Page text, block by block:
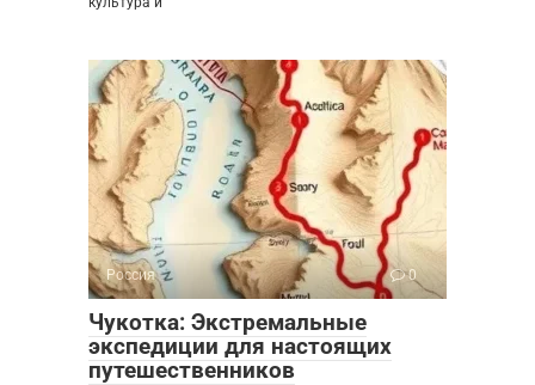
Россия 0
Чукотка: Экстремальные
экспедиции для настоящих
путешественников